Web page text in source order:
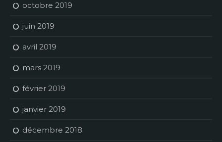
octobre 2019
juin 2019
avril 2019
mars 2019
février 2019
janvier 2019
décembre 2018